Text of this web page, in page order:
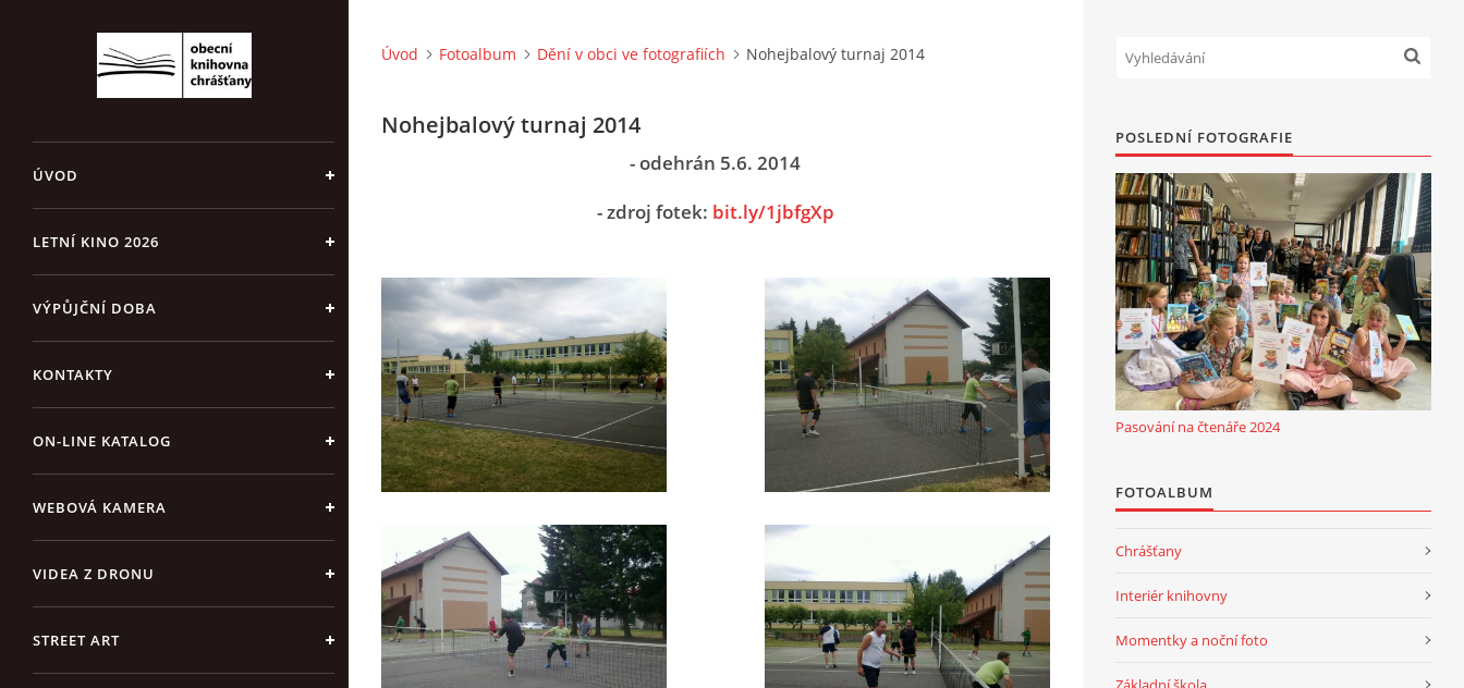
ÚVOD
LETNÍ KINO 2026
VÝPŮJČNÍ DOBA
KONTAKTY
ON-LINE KATALOG
WEBOVÁ KAMERA
VIDEA Z DRONU
STREET ART
Úvod Fotoalbum Dění v obci ve fotografiích Nohejbalový turnaj 2014
Nohejbalový turnaj 2014
- odehrán 5.6. 2014
- zdroj fotek: bit.ly/1jbfgXp
POSLEDNÍ FOTOGRAFIE
Pasování na čtenáře 2024
FOTOALBUM
Chrášťany
Interiér knihovny
Momentky a noční foto